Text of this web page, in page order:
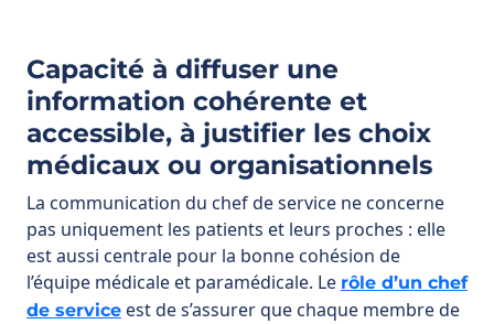
médicaux ou organisationnels
La communication du chef de service ne concerne
pas uniquement les patients et leurs proches : elle
est aussi centrale pour la bonne cohésion de
l’équipe médicale et paramédicale. Lerôle d’un chef
de serviceest de s’assurer que chaque membre de
l’équipe dispose des mêmes informations et
comprenne les orientations prises.
Cela repose sur plusieurs points clés :